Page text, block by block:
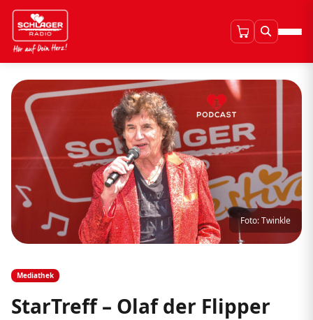
Foto: Twinkle
Mediathek
StarTreff – Olaf der Flipper